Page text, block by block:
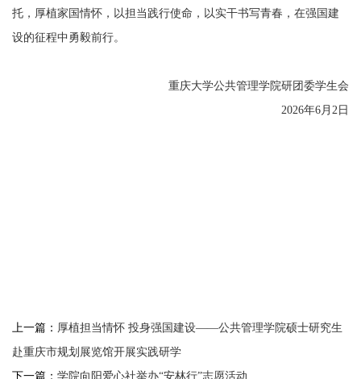
托，厚植家国情怀，以担当践行使命，以实干书写青春，在强国建
设的征程中勇毅前行。
重庆大学公共管理学院研团委学生会
2026年6月2日
上一篇： 厚植担当情怀 投身强国建设——公共管理学院硕士研究生
赴重庆市规划展览馆开展实践研学
下一篇： 学院向阳爱心社举办“安林行”志愿活动